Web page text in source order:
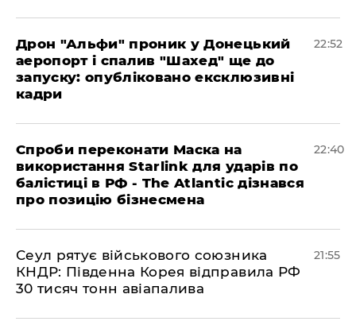
​Дрон "Альфи" проник у Донецький
аеропорт і спалив "Шахед" ще до
запуску: опубліковано ексклюзивні
кадри
22:52
​Спроби переконати Маска на
використання Starlink для ударів по
балістиці в РФ - The Atlantic дізнався
про позицію бізнесмена
22:40
​Сеул рятує військового союзника
КНДР: Південна Корея відправила РФ
30 тисяч тонн авіапалива
21:55